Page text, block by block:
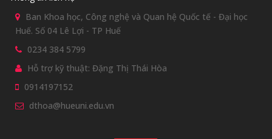
Ban Khoa học, Công nghệ và Quan hệ Quốc tế - Đại học
Huế. Số 04 Lê Lợi - TP Huế
0234 384 5799
Hỗ trợ kỹ thuật: Đặng Thị Thái Hòa
0914197152
dthoa@hueuni.edu.vn